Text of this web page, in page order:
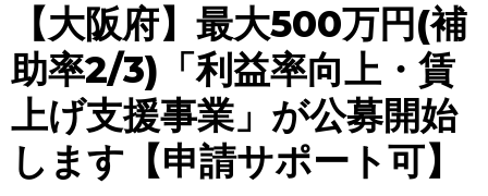
【大阪府】最大500万円(補
助率2/3)「利益率向上・賃
上げ支援事業」が公募開始
します【申請サポート可】